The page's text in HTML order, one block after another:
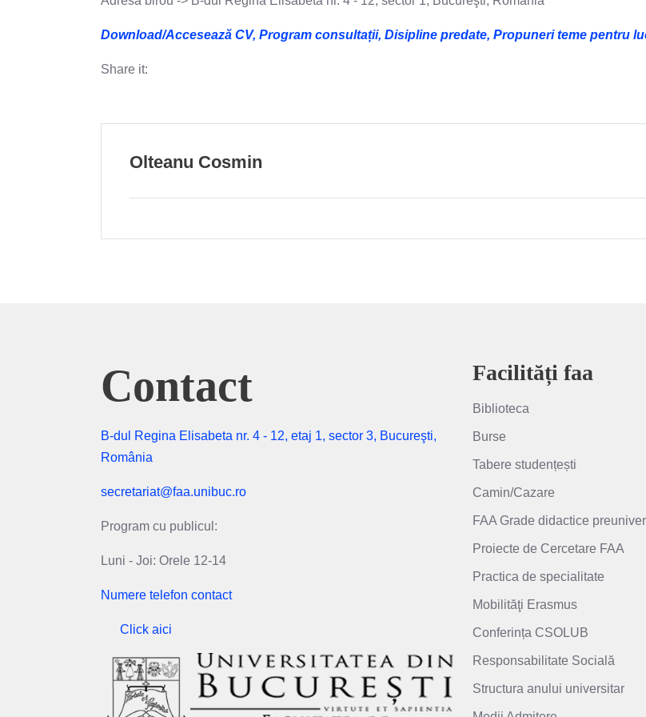
Download/Accesează CV, Program consultații, Disipline predate, Propuneri teme pentru
Share it:
Olteanu Cosmin
Contact
B-dul Regina Elisabeta nr. 4 - 12, etaj 1, sector 3, Bucureşti,
România
secretariat@faa.unibuc.ro
Program cu publicul:
Luni - Joi: Orele 12-14
Numere telefon contact
Click aici
Facilități faa
Biblioteca
Burse
Tabere studențești
Camin/Cazare
FAA Grade didactice
Proiecte de Cercetare FAA
Practica de specialitate
Mobilităţi Erasmus
Conferința CSOLUB
Responsabilitate Socială
Structura anului universitar